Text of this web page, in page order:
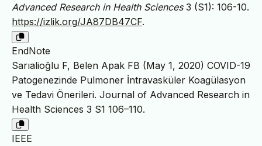
Advanced Research in Health Sciences3 (S1): 106-10.
https://izlik.org/JA87DB47CF.
EndNote
Sarıalioğlu F, Belen Apak FB (May 1, 2020) COVID-19
Patogenezinde Pulmoner İntravasküler Koagülasyon
ve Tedavi Önerileri. Journal of Advanced Research in
Health Sciences 3 S1 106–110.
IEEE